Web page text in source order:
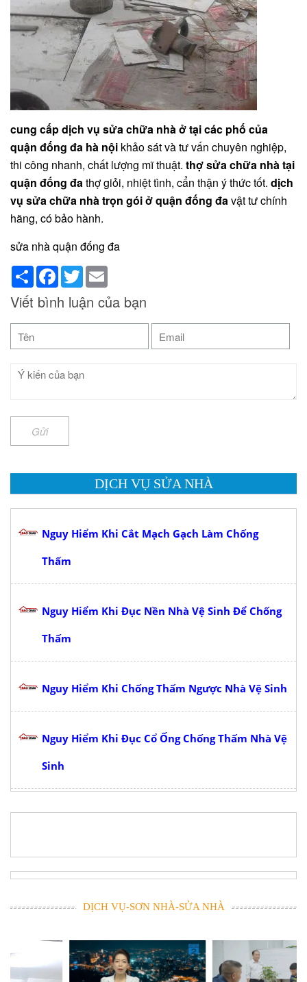
cung cấp dịch vụ sửa chữa nhà ở tại các phố của
quận đống đa hà nội khảo sát và tư vấn chuyên nghiệp,
thi công nhanh, chất lượng mĩ thuật. thợ sửa chữa nhà tại
quận đống đathợ giỏi, nhiệt tình, cẩn thận ý thức tốt. dịch
vụ sửa chữa nhà trọn gói ở quận đống đavật tư chính
hãng, có bảo hành.
sửa nhà quận đống đa
ShareFacebook
Twitter
Viết bình luận của bạn
Gửi
DỊCH VỤ SỬA NHÀ
Nguy Hiểm Khi Cắt Mạch Gạch Làm Chống
Thấm
Nguy Hiểm Khi Đục Nền Nhà Vệ Sinh Để Chống
Thấm
Nguy Hiểm Khi Chống Thấm Ngược Nhà Vệ Sinh
Nguy Hiểm Khi Đục Cổ Ống Chống Thấm Nhà Vệ
Sinh
DỊCH VỤ-SƠN NHÀ-SỬA NHÀ